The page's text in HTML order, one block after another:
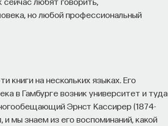
но любой профессиональный
книги на нескольких языках. Его
в Гамбурге возник университет и туда
Эрнст Кассирер (1874-
мы знаем из его воспоминаний, какой